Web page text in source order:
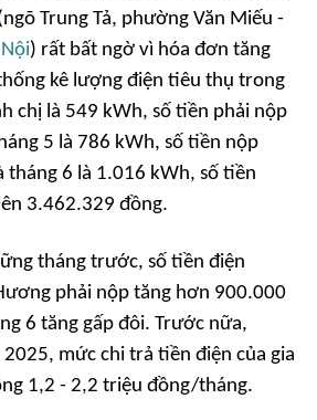
Trung Tả, phường Văn Miếu -
) rất bất ngờ vì hóa đơn tăng
kê lượng điện tiêu thụ trong
chị là 549 kWh, số tiền phải nộp
5 là 786 kWh, số tiền nộp
tháng 6 là 1.016 kWh, số tiền
3.462.329 đồng.
tháng trước, số tiền điện
phải nộp tăng hơn 900.000
6 tăng gấp đôi. Trước nữa,
mức chi trả tiền điện của gia
1,2 - 2,2 triệu đồng/tháng.